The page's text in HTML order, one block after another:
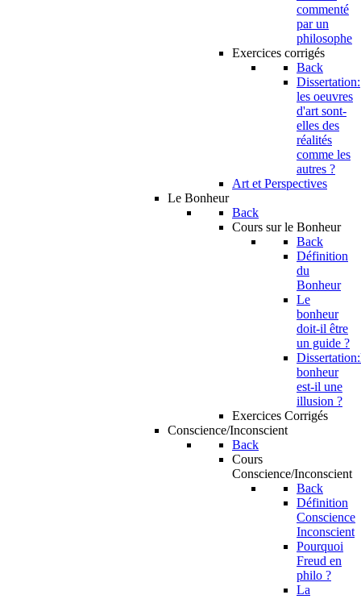
commenté
par un
philosophe
Exercices corrigés
Back
Dissertation:
les oeuvres
d'art sont-
elles des
réalités
comme les
autres ?
Art et Perspectives
Le Bonheur
Back
Cours sur le Bonheur
Back
Définition
du
Bonheur
Le
bonheur
doit-il être
un guide ?
bonheur
est-il une
illusion ?
Exercices Corrigés
Conscience/Inconscient
Back
Cours
Conscience/Inconscient
Back
Définition
Conscience
Inconscient
Pourquoi
Freud en
philo ?
La